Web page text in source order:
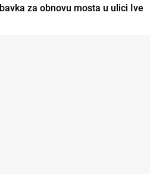
za obnovu mosta u ulici Ive